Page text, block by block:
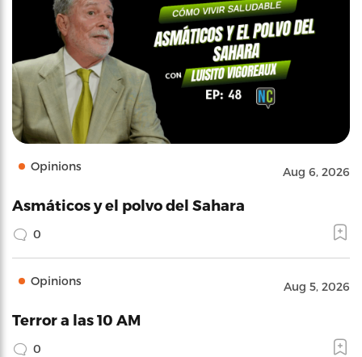
Opinions Aug 6, 2026
Asmáticos y el polvo del Sahara
0
Opinions Aug 5, 2026
Terror a las 10 AM
0